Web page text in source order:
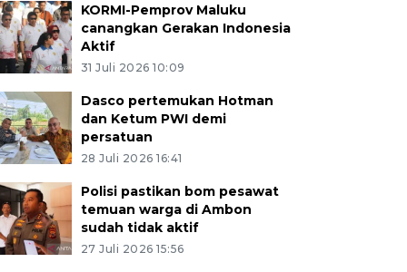
KORMI-Pemprov Maluku
canangkan Gerakan Indonesia
Aktif
31 Juli 2026 10:09
Dasco pertemukan Hotman
dan Ketum PWI demi
persatuan
28 Juli 2026 16:41
Polisi pastikan bom pesawat
temuan warga di Ambon
sudah tidak aktif
27 Juli 2026 15:56